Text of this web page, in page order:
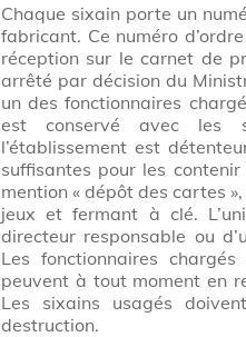
Chaque sixain porte un
fabricant. Ce numéro
réception sur le carnet de
arrêté par décision du
un des fonctionnaires
est conservé avec les
l’établissement est
suffisantes pour les
mention « dépôt des cartes
jeux et fermant à clé.
directeur responsable ou
Les fonctionnaires
peuvent à tout moment en
Les sixains usagés
destruction.